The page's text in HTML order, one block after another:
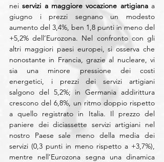
nei servizi a maggiore vocazione artigiana a
giugno i prezzi segnano un modesto
aumento del 3,4%, ben 1,8 punti in meno del
+5,2% dell’Eurozona. Nel confronto con gli
altri maggiori paesi europei, si osserva che
nonostante in Francia, grazie al nucleare, vi
sia una minore pressione dei costi
energetici, i prezzi dei servizi artigiani
salgono del 5,2%; in Germania addirittura
crescono del 6,8%, un ritmo doppio rispetto
a quello registrato in Italia. Il prezzo del
paniere dei diciassette servizi artigiani nel
nostro Paese sale meno della media dei
servizi (0,3 punti in meno rispetto a +3,7%),
mentre nell’Eurozona segna una dinamica